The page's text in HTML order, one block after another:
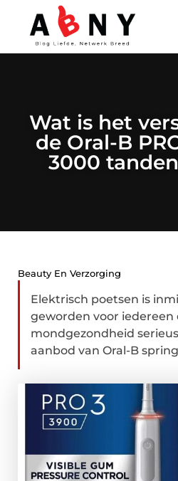
Wat is het
de Oral-B
3000
Beauty En Verzorging
Elektrisch poetsen is
geworden voor iedereen
mondgezondheid
aanbod van Oral-B